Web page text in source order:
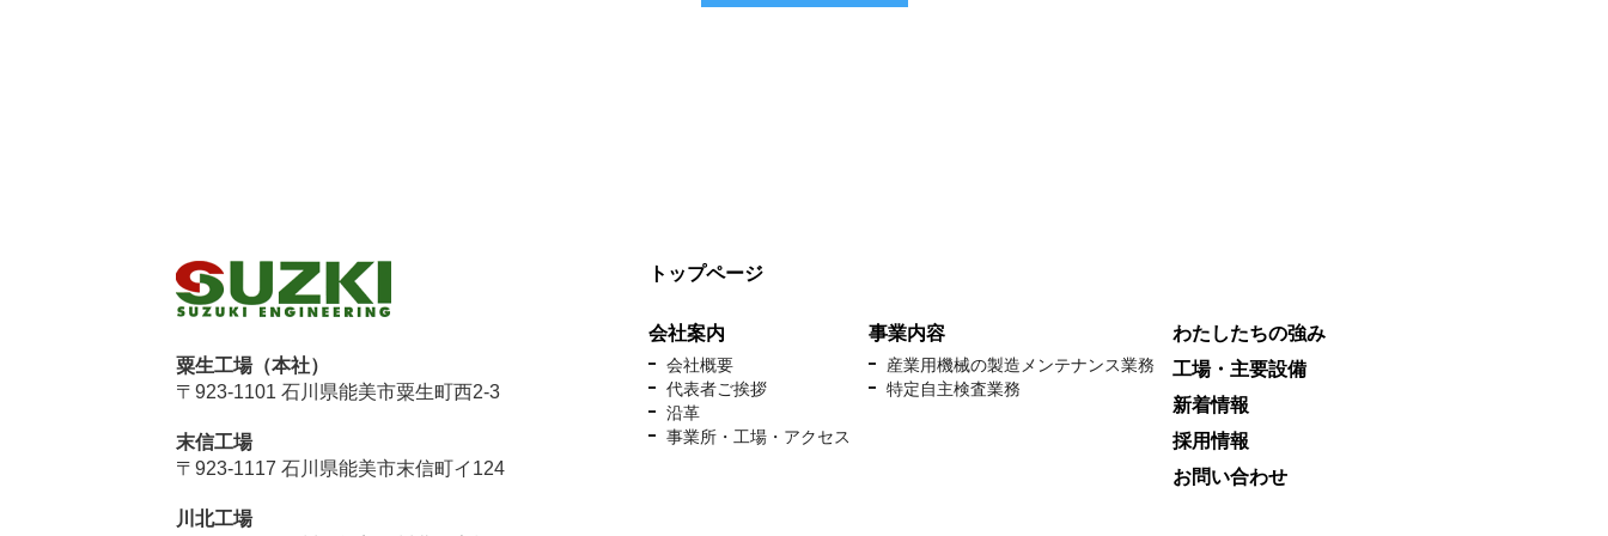
粟生工場（本社）
〒923-1101 石川県能美市粟生町西2-3
末信工場
〒923-1117 石川県能美市末信町イ124
川北工場
トップページ
会社案内
会社概要
代表者ご挨拶
沿革
事業所・工場・アクセス
事業内容
産業用機械の製造メンテナンス業務
特定自主検査業務
わたしたちの強み
工場・主要設備
新着情報
採用情報
お問い合わせ